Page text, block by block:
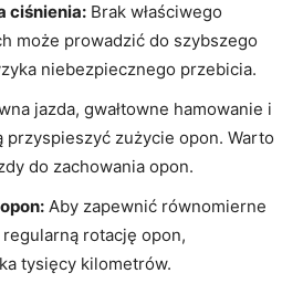
ciśnienia: Brak właściwego⁤
może prowadzić do szybszego
niebezpiecznego ⁣przebicia.
jazda, gwałtowne hamowanie​ i
przyspieszyć zużycie opon.​ Warto
do zachowania opon.
Aby ⁢zapewnić ⁢równomierne
rotację opon,
tysięcy‍ kilometrów.